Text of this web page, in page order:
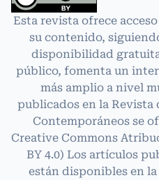
Esta revista ofrece
su contenido,
disponibilidad
público, fomenta un
más amplio a nivel
publicados en la Revista
Contemporáneos se
Creative Commons
BY 4.0) Los artículos
están disponibles en